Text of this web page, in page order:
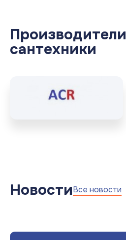
Производители
сантехники
НовостиВсе новости